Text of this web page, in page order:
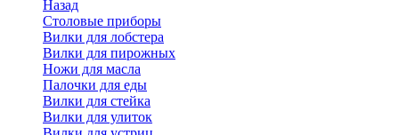
Назад
Cтоловые приборы
Вилки для лобстера
Вилки для пирожных
Ножи для масла
Палочки для еды
Вилки для стейка
Вилки для улиток